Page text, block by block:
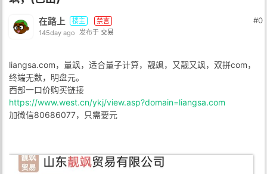
在路上 楼主
禁言
145day ago 发布于 交易
#0
liangsa.com，量飒，适合量子计算，靓飒，又靓又飒，双拼com，
终端无数，明盘元。
西部一口价购买链接
https://www.west.cn/ykj/view.asp?domain=liangsa.com
加微信80686077，只需要元